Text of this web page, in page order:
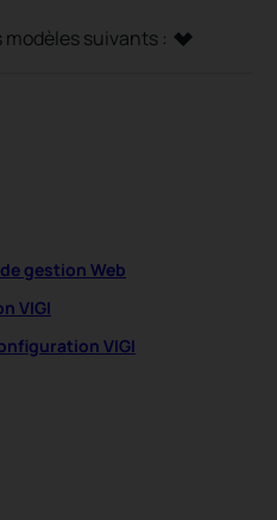
suivants :
gestion Web
VIGI
VIGI